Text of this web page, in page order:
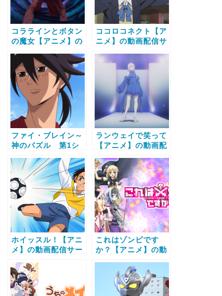
コララインとボタン
の魔女【アニメ】の
較と無料で全話視聴
する方法
ココロコネクト【ア
ニメ】の動画配信サ
全話視聴する方法
ファイ・ブレイン～
神のパズル 第1シ
動画配信サービス比
較と無料で全話視聴
する方法
ランウェイで笑って
【アニメ】の動画配
料で全話視聴する方
法
ホイッスル！【アニ
メ】の動画配信サー
話視聴する方法
これはゾンビです
か？【アニメ】の動
と無料で全話視聴す
る方法